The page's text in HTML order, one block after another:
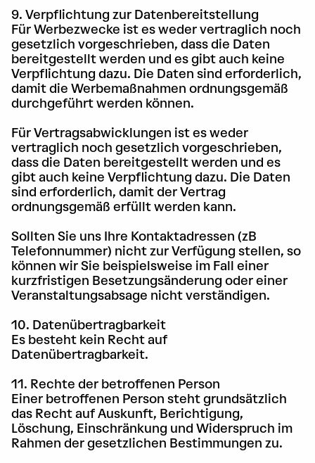
9. Verpflichtung zur Datenbereitstellung
Für Werbezwecke ist es weder vertraglich noch
gesetzlich vorgeschrieben, dass die Daten
bereitgestellt werden und es gibt auch keine
Verpflichtung dazu. Die Daten sind erforderlich,
damit die Werbemaßnahmen ordnungsgemäß
durchgeführt werden können.
Für Vertragsabwicklungen ist es weder
vertraglich noch gesetzlich vorgeschrieben,
dass die Daten bereitgestellt werden und es
gibt auch keine Verpflichtung dazu. Die Daten
sind erforderlich, damit der Vertrag
ordnungsgemäß erfüllt werden kann.
Sollten Sie uns Ihre Kontaktadressen (zB
Telefonnummer) nicht zur Verfügung stellen, so
können wir Sie beispielsweise im Fall einer
kurzfristigen Besetzungsänderung oder einer
Veranstaltungsabsage nicht verständigen.
10. Datenübertragbarkeit
Es besteht kein Recht auf
Datenübertragbarkeit.
11. Rechte der betroffenen Person
Einer betroffenen Person steht grundsätzlich
das Recht auf Auskunft, Berichtigung,
Löschung, Einschränkung und Widerspruch im
Rahmen der gesetzlichen Bestimmungen zu.